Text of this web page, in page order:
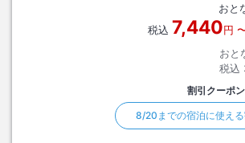
おと
税込 7,440円
おと
税込
割引クーポ
8/20までの宿泊に使え